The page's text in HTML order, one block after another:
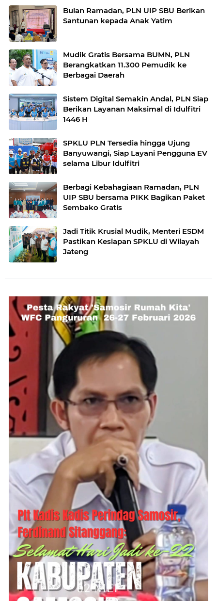
Bulan Ramadan, PLN UIP SBU Berikan
Santunan kepada Anak Yatim
Mudik Gratis Bersama BUMN, PLN
Berangkatkan 11.300 Pemudik ke
Berbagai Daerah
Sistem Digital Semakin Andal, PLN Siap
Berikan Layanan Maksimal di Idulfitri
1446 H
SPKLU PLN Tersedia hingga Ujung
Banyuwangi, Siap Layani Pengguna EV
selama Libur Idulfitri
Berbagi Kebahagiaan Ramadan, PLN
UIP SBU bersama PIKK Bagikan Paket
Sembako Gratis
Jadi Titik Krusial Mudik, Menteri ESDM
Pastikan Kesiapan SPKLU di Wilayah
Jateng